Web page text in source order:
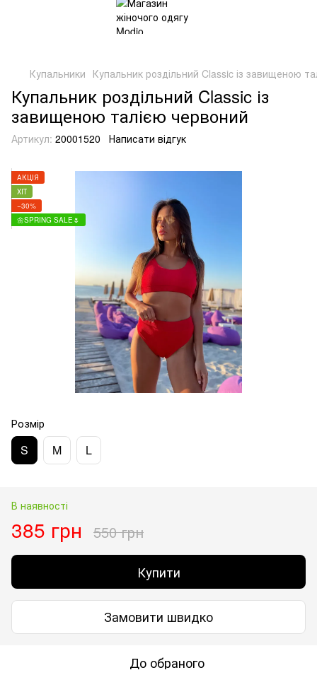
Купальники Купальник роздільний Classic із завищеною
Купальник роздільний Classic із
завищеною талією червоний
Артикул: 20001520 Написати відгук
АКЦІЯ
ХІТ
−30%
🌼SPRING SALE🌷
Розмір
S M L
В наявності
385 грн 550 грн
Купити
Замовити швидко
До обраного